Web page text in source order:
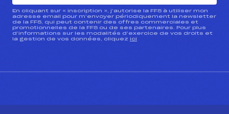
En cliquant sur « inscription », j’autorise la FFS à utiliser mon
adresse email pour m’envoyer périodiquement la newsletter
de la FFS, qui peut contenir des offres commerciales et
promotionnelles de la FFS ou de ses partenaires. Pour plus
d’informations sur les modalités d’exercice de vos droits et
la gestion de vos données, cliquez ici